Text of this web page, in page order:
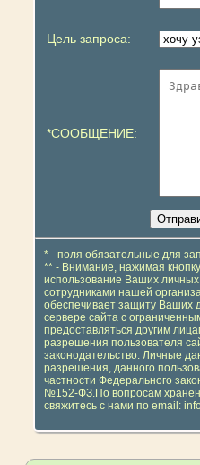
Цель запроса:
*СООБЩЕНИЕ:
* - поля обязательные для
** - Внимание, нажимая
использование Ваших
сотрудниками нашей
обеспечивает защиту Ваших
сервере сайта с
предоставляться другим
разрешения пользователя
законодательство. Личные
разрешения, данного
частности Федерального
№152-ФЗ.По вопросам
свяжитесь с нами по email: